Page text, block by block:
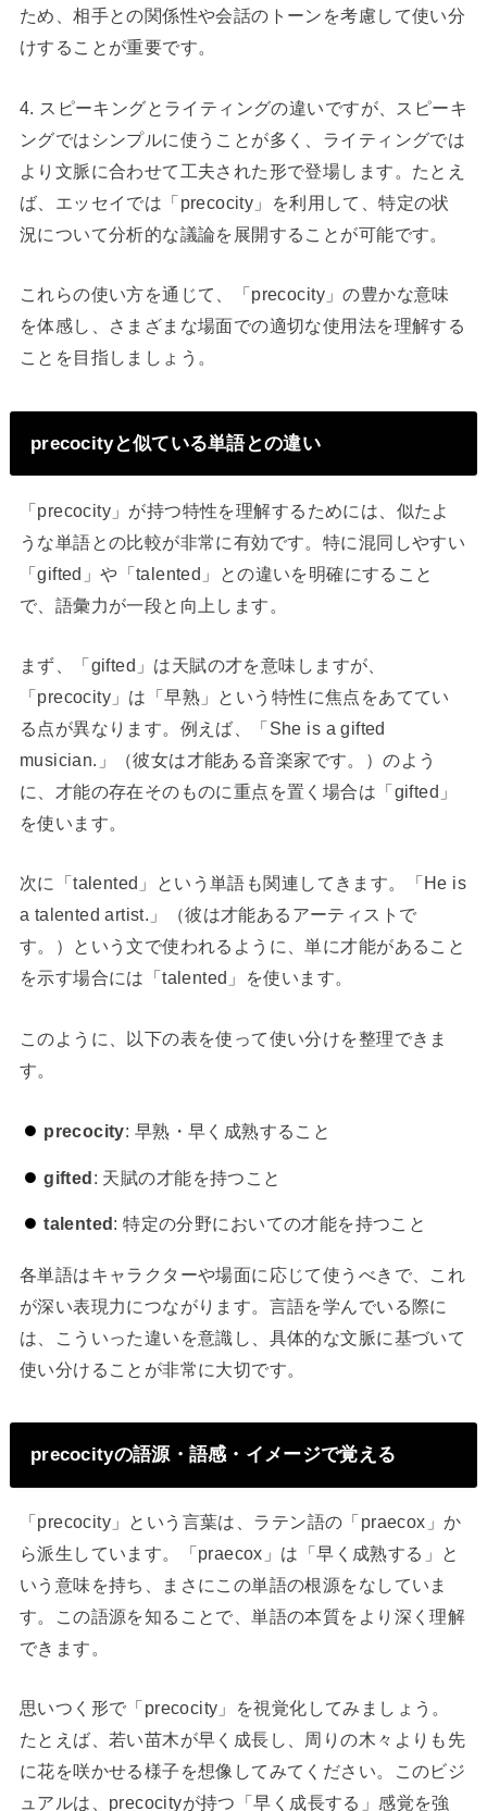
ため、相手との関係性や会話のトーンを考慮して使い分
けすることが重要です。
4. スピーキングとライティングの違いですが、スピーキ
ングではシンプルに使うことが多く、ライティングでは
より文脈に合わせて工夫された形で登場します。たとえ
ば、エッセイでは「precocity」を利用して、特定の状
況について分析的な議論を展開することが可能です。
これらの使い方を通じて、「precocity」の豊かな意味
を体感し、さまざまな場面での適切な使用法を理解する
ことを目指しましょう。
precocityと似ている単語との違い
「precocity」が持つ特性を理解するためには、似たよ
うな単語との比較が非常に有効です。特に混同しやすい
「gifted」や「talented」との違いを明確にすること
で、語彙力が一段と向上します。
まず、「gifted」は天賦の才を意味しますが、
「precocity」は「早熟」という特性に焦点をあててい
る点が異なります。例えば、「She is a gifted
musician.」（彼女は才能ある音楽家です。）のよう
に、才能の存在そのものに重点を置く場合は「gifted」
を使います。
次に「talented」という単語も関連してきます。「He is
a talented artist.」（彼は才能あるアーティストで
す。）という文で使われるように、単に才能があること
を示す場合には「talented」を使います。
このように、以下の表を使って使い分けを整理できま
す。
precocity: 早熟・早く成熟すること
gifted: 天賦の才能を持つこと
talented: 特定の分野においての才能を持つこと
各単語はキャラクターや場面に応じて使うべきで、これ
が深い表現力につながります。言語を学んでいる際に
は、こういった違いを意識し、具体的な文脈に基づいて
使い分けることが非常に大切です。
precocityの語源・語感・イメージで覚える
「precocity」という言葉は、ラテン語の「praecox」か
ら派生しています。「praecox」は「早く成熟する」と
いう意味を持ち、まさにこの単語の根源をなしていま
す。この語源を知ることで、単語の本質をより深く理解
できます。
思いつく形で「precocity」を視覚化してみましょう。
たとえば、若い苗木が早く成長し、周りの木々よりも先
に花を咲かせる様子を想像してみてください。このビジ
ュアルは、precocityが持つ「早く成長する」感覚を強